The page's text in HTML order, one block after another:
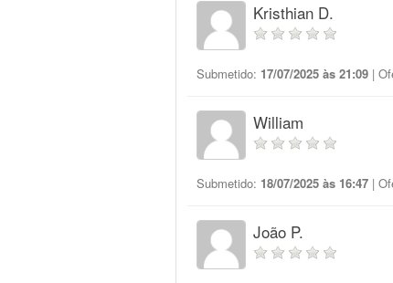
Kristhian D.
Submetido: 17/07/2025 às 21:09 |
William
Submetido: 18/07/2025 às 16:47 |
João P.